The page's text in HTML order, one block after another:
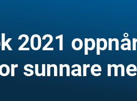
2021
sunnare